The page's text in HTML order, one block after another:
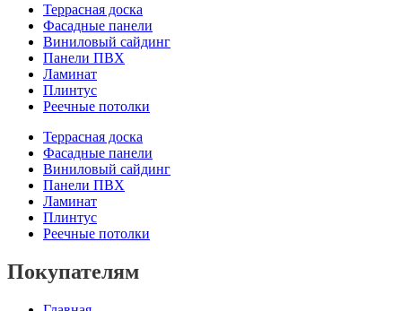
Террасная доска
Фасадные панели
Виниловый сайдинг
Панели ПВХ
Ламинат
Плинтус
Реечные потолки
Террасная доска
Фасадные панели
Виниловый сайдинг
Панели ПВХ
Ламинат
Плинтус
Реечные потолки
Покупателям